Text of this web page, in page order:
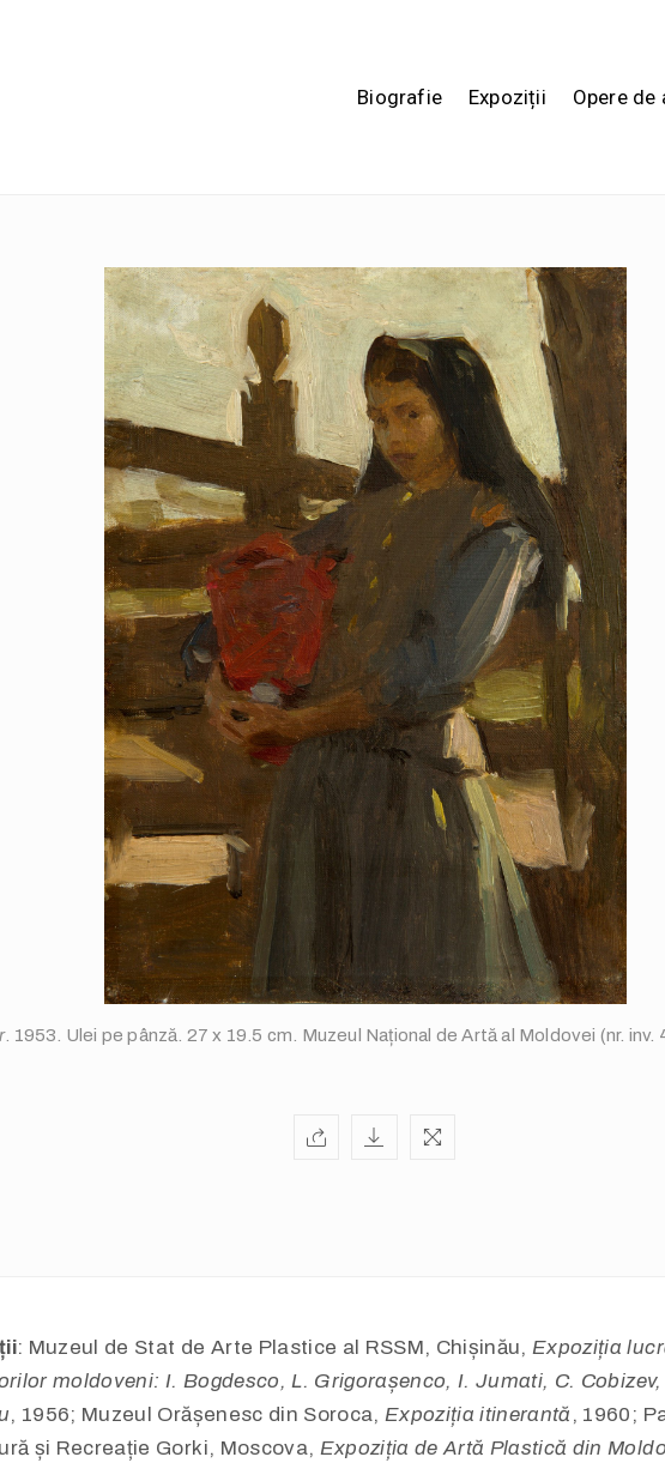
Biografie Expoziții Opere de
. 1953. Ulei pe pânză. 27 x 19.5 cm. Muzeul Național de Artă al Moldovei (nr. inv.
: Muzeul de Stat de Arte Plastice al RSSM, Chișinău,Expoziția
moldoveni: I. Bogdesco, L. Grigorașenco, I. Jumati, C. Cobizev,
, 1956; Muzeul Orășenesc din Soroca, Expoziția itinerantă , 1960;
și Recreație Gorki, Moscova, Expoziția de Artă Plastică din